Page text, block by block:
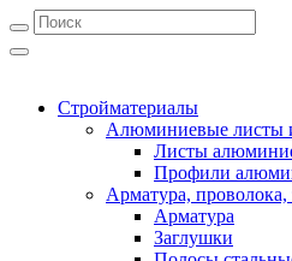
Стройматериалы
Алюминиевые листы
Листы
Профили
Арматура,
Арматура
Заглушки